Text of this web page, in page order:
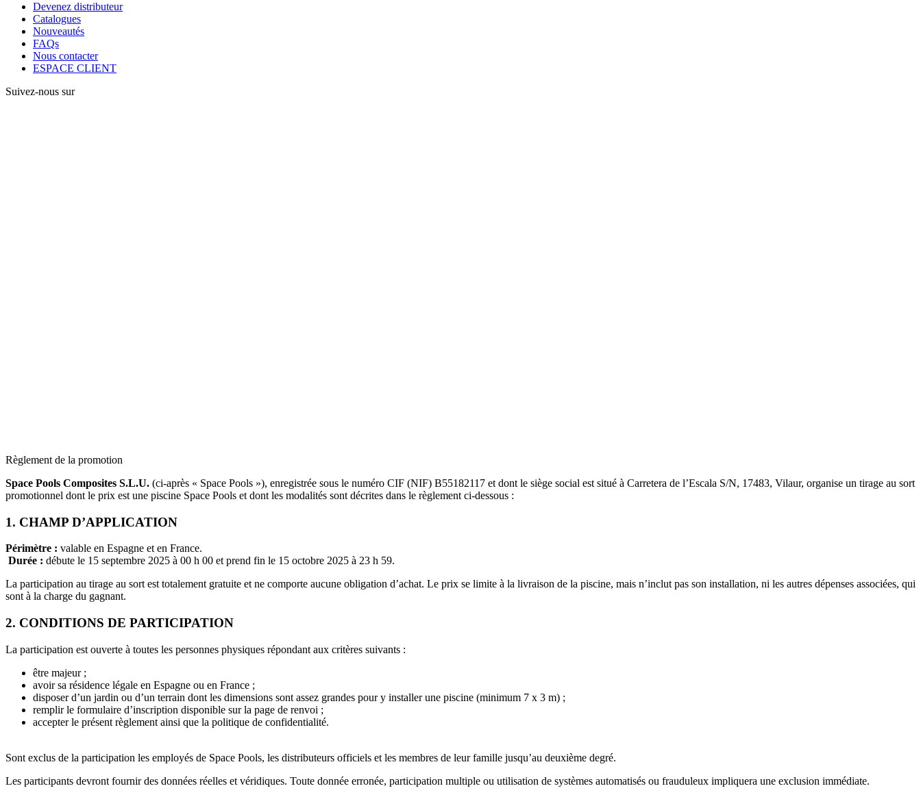
Devenez distributeur
Catalogues
Nouveautés
FAQs
Nous contacter
ESPACE CLIENT
Suivez-nous sur
Règlement de la promotion
Space Pools Composites S.L.U. (ci-après « Space Pools »), enregistrée sous le numéro CIF (NIF) B55182117 et dont le siège social est situé à Carretera de l’Escala S/N, 17483, Vilaur, organise un tirage au sort
promotionnel dont le prix est une piscine Space Pools et dont les modalités sont décrites dans le règlement ci-dessous :
1. CHAMP D’APPLICATION
Périmètre : valable en Espagne et en France.
Durée : débute le 15 septembre 2025 à 00 h 00 et prend fin le 15 octobre 2025 à 23 h 59.
La participation au tirage au sort est totalement gratuite et ne comporte aucune obligation d’achat. Le prix se limite à la livraison de la piscine, mais n’inclut pas son installation, ni les autres dépenses associées, qui
sont à la charge du gagnant.
2. CONDITIONS DE PARTICIPATION
La participation est ouverte à toutes les personnes physiques répondant aux critères suivants :
être majeur ;
avoir sa résidence légale en Espagne ou en France ;
disposer d’un jardin ou d’un terrain dont les dimensions sont assez grandes pour y installer une piscine (minimum 7 x 3 m) ;
remplir le formulaire d’inscription disponible sur la page de renvoi ;
accepter le présent règlement ainsi que la politique de confidentialité.
Sont exclus de la participation les employés de Space Pools, les distributeurs officiels et les membres de leur famille jusqu’au deuxième degré.
Les participants devront fournir des données réelles et véridiques. Toute donnée erronée, participation multiple ou utilisation de systèmes automatisés ou frauduleux impliquera une exclusion immédiate.